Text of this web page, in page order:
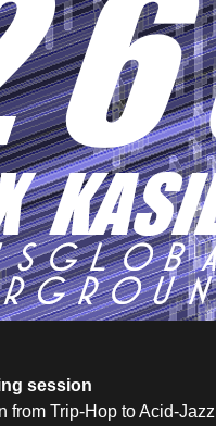
session
from Trip-Hop to Acid-